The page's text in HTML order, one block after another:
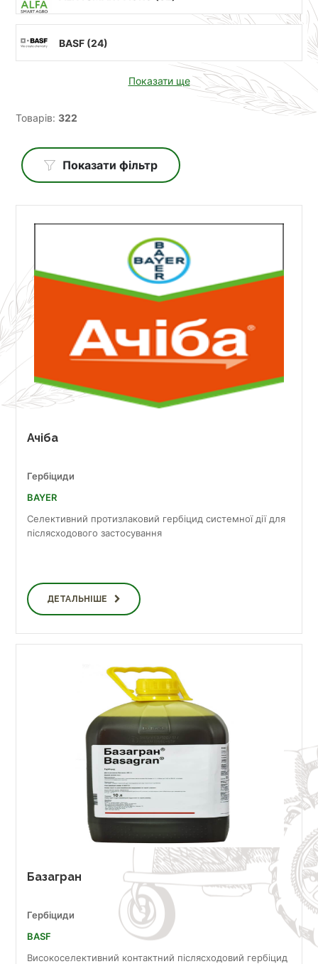
BASF (24)
Показати ще
Товарів: 322
Показати фільтр
Ачіба
Гербіциди
BAYER
Селективний протизлаковий гербіцид системної дії для
післясходового застосування
ДЕТАЛЬНІШЕ
Базагран
Гербіциди
BASF
Високоселективний контактний післясходовий гербіцид